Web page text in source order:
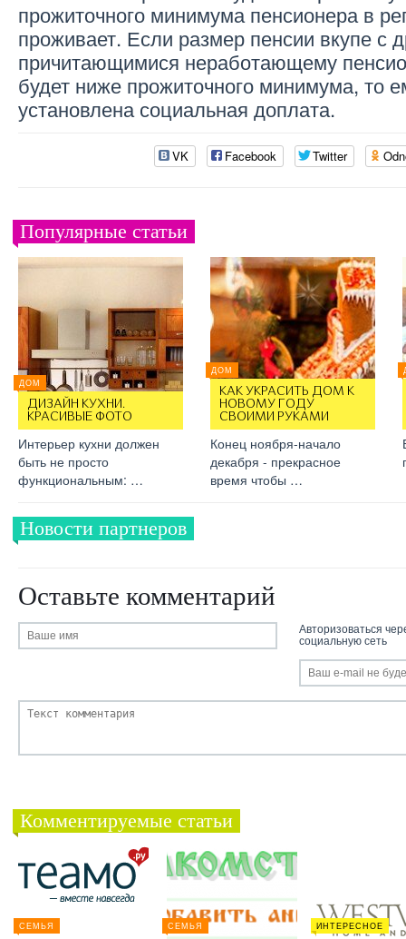
прожиточного минимума пенсионера в
проживает. Если размер пенсии вкупе с
причитающимися неработающему
будет ниже прожиточного минимума, то
установлена социальная доплата.
VK Facebook Twitter
Популярные статьи
ДОМ
ДИЗАЙН КУХНИ.
КРАСИВЫЕ ФОТО
Интерьер кухни должен
быть не просто
функциональным: …
ДОМ
КАК УКРАСИТЬ ДОМ К
НОВОМУ ГОДУ
СВОИМИ РУКАМИ
Конец ноября-начало
декабря - прекрасное
время чтобы …
Новости партнеров
Оставьте комментарий
Авторизоваться
социальную сеть
Комментируемые статьи
СЕМЬЯ СЕМЬЯ ИНТЕРЕСНОЕ